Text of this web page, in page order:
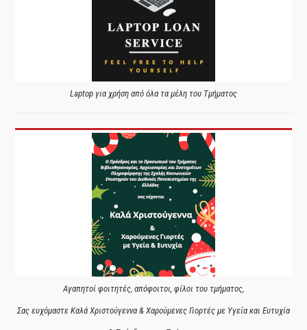
Laptop για χρήση από όλα τα μέλη του Τμήματος
Αγαπητοί φοιτητές, απόφοιτοι, φίλοι του τμήματος,
Σας ευχόμαστε Καλά Χριστούγεννα & Χαρούμενες Γιορτές με Υγεία και Ευτυχία